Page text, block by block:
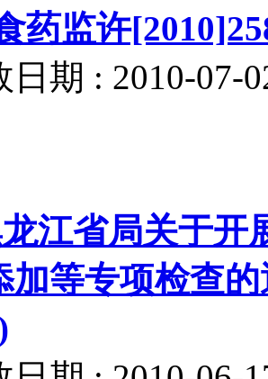
药监许
日期 : 2010-07-
江省局关于开
加等专项检查